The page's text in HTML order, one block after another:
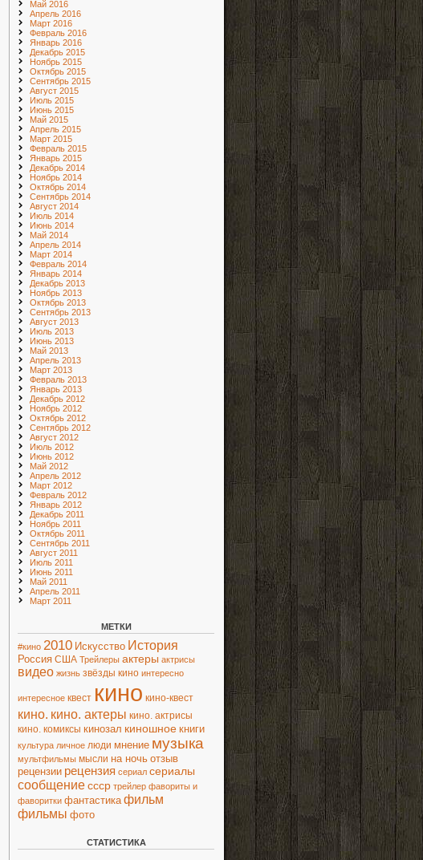
Май 2016
Апрель 2016
Март 2016
Февраль 2016
Январь 2016
Декабрь 2015
Ноябрь 2015
Октябрь 2015
Сентябрь 2015
Август 2015
Июль 2015
Июнь 2015
Май 2015
Апрель 2015
Март 2015
Февраль 2015
Январь 2015
Декабрь 2014
Ноябрь 2014
Октябрь 2014
Сентябрь 2014
Август 2014
Июль 2014
Июнь 2014
Май 2014
Апрель 2014
Март 2014
Февраль 2014
Январь 2014
Декабрь 2013
Ноябрь 2013
Октябрь 2013
Сентябрь 2013
Август 2013
Июль 2013
Июнь 2013
Май 2013
Апрель 2013
Март 2013
Февраль 2013
Январь 2013
Декабрь 2012
Ноябрь 2012
Октябрь 2012
Сентябрь 2012
Август 2012
Июль 2012
Июнь 2012
Май 2012
Апрель 2012
Март 2012
Февраль 2012
Январь 2012
Декабрь 2011
Ноябрь 2011
Октябрь 2011
Сентябрь 2011
Август 2011
Июль 2011
Июнь 2011
Май 2011
Апрель 2011
Март 2011
МЕТКИ
#кино 2010 Искусство История
Россия США Трейлеры актеры актрисы
видео жизнь звёзды кино интересно
интересное квест кино кино-квест
кино. кино. актеры кино. актрисы
кино. комиксы кинозал киношное книги
культура личное люди мнение музыка
мультфильмы мысли на ночь отзыв
рецензии рецензия сериал сериалы
сообщение ссср трейлер фавориты и
фаворитки фантастика фильм
фильмы фото
СТАТИСТИКА